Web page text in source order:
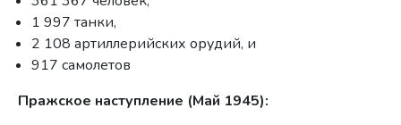
1 997 танки,
2 108 артиллерийских орудий, и
917 самолетов
Пражское наступление (Май 1945):